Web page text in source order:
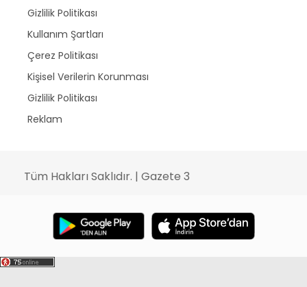
Gizlilik Politikası
Kullanım Şartları
Çerez Politikası
Kişisel Verilerin Korunması
Gizlilik Politikası
Reklam
Tüm Hakları Saklıdır. | Gazete 3